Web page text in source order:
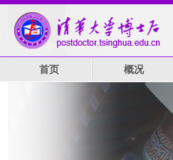
首页 概况